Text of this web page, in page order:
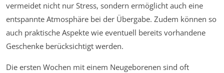
vermeidet nicht nur Stress, sondern ermöglicht auch eine
entspannte Atmosphäre bei der Übergabe. Zudem können so
auch praktische Aspekte wie eventuell bereits vorhandene
Geschenke berücksichtigt werden.
Die ersten Wochen mit einem Neugeborenen sind oft